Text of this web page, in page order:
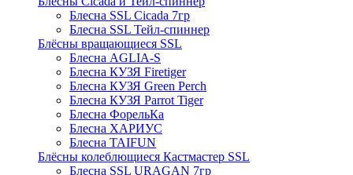
Блесна SSL Cicada 7гр
Блесна SSL Тейл-спиннер
Блёсны вращающиеся SSL
Блесна AGLIA-S
Блесна КУЗЯ Firetiger
Блесна КУЗЯ Green Perch
Блесна КУЗЯ Parrot Tiger
Блесна ФорельКа
Блесна ХАРИУС
Блесна TAIFUN
Блёсны колеблющиеся Кастмастер SSL
Блесна SSL URAGAN 7гр